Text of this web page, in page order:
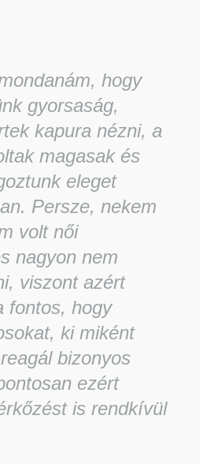
hogy
gyorsaság,
kapura nézni, a
magasak és
eleget
Persze, nekem
volt női
nagyon nem
viszont azért
fontos, hogy
ki miként
bizonyos
ezért
is rendkívül